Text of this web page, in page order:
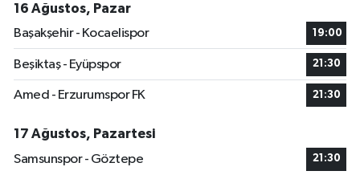
16 Ağustos, Pazar
Başakşehir - Kocaelispor
19:00
Beşiktaş - Eyüpspor 21:30
Amed - Erzurumspor FK 21:30
17 Ağustos, Pazartesi
Samsunspor - Göztepe
21:30